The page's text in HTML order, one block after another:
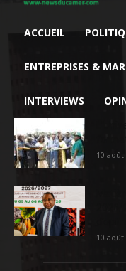
ACCUEIL
ENTREPRISES &
INTERVIEWS
10 août
10 août